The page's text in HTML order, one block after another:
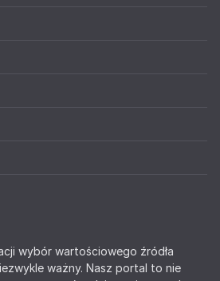
wybór wartościowego źródła
ważny. Nasz portal to nie